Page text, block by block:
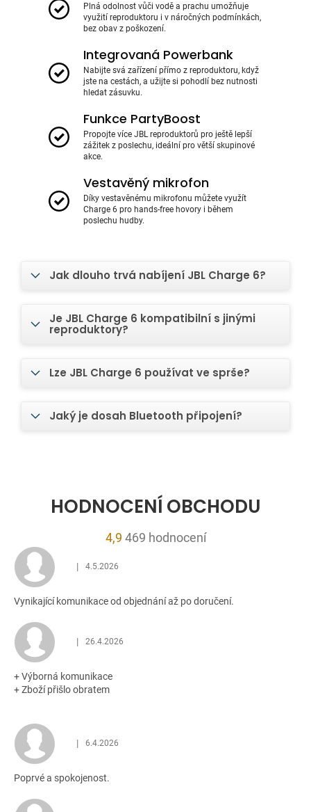
Plná odolnost vůči vodě a prachu umožňuje
využití reproduktoru i v náročných podmínkách,
bez obav z poškození.
Integrovaná Powerbank
Nabijte svá zařízení přímo z reproduktoru, když
jste na cestách, a užijte si pohodlí bez nutnosti
hledat zásuvku.
Funkce PartyBoost
Propojte více JBL reproduktorů pro ještě lepší
zážitek z poslechu, ideální pro větší skupinové
akce.
Vestavěný mikrofon
Díky vestavěnému mikrofonu můžete využít
Charge 6 pro hands-free hovory i během
poslechu hudby.
Jak dlouho trvá nabíjení JBL Charge 6?
Je JBL Charge 6 kompatibilní s jinými
reproduktory?
Lze JBL Charge 6 používat ve sprše?
Jaký je dosah Bluetooth připojení?
HODNOCENÍ OBCHODU
4,9 Průměrné
4,9
469 hodnocení
Hodnocení obchodu je 5 z 5 hvězdiček.
| 4.5.2026
Vynikající komunikace od objednání až po doručení.
Hodnocení obchodu je 5 z 5 hvězdiček.
| 26.4.2026
+ Výborná komunikace
+ Zboží přišlo obratem
Hodnocení obchodu je 5 z 5 hvězdiček.
| 6.4.2026
Poprvé a spokojenost.